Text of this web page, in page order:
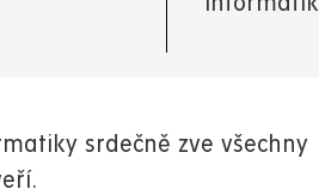
srdečně zve všechny